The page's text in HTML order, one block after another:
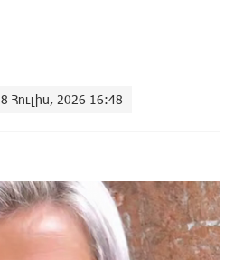
8 Հուլիս, 2026 16:48